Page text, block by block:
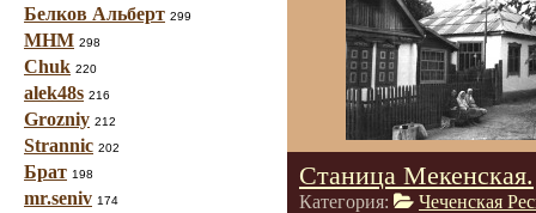
Белков Альберт 299
МНМ 298
Chuk 220
alek48s 216
Grozniy 212
Strannic 202
Брат 198
mr.seniv 174
Станица Мекенская.
Категория:
Чеченская